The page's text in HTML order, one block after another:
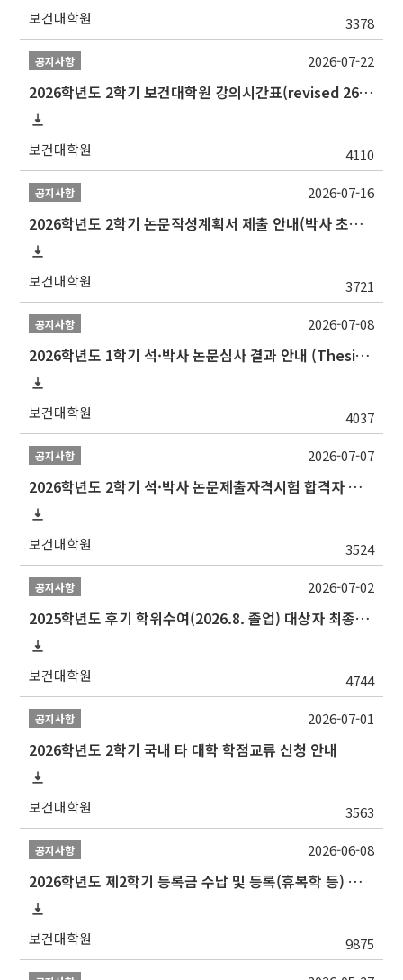
보건대학원 3378
공지사항
2026학년도 2학기 보건대학원 강의시간표(revised 260803)(2026 2nd SEMESTER SNU GSPH TIMETABLE)
보건대학원 4110
2026-07-22
공지사항
2026학년도 2학기 논문작성계획서 제출 안내(박사 초심 일정 포함)_Thesis Proposal
보건대학원 3721
2026-07-16
공지사항
2026학년도 1학기 석·박사 논문심사 결과 안내 (Thesis Defense Result)
보건대학원 4037
2026-07-08
공지사항
2026학년도 2학기 석·박사 논문제출자격시험 합격자 공고(TSQ Exam Result)
보건대학원 3524
2026-07-07
공지사항
2025학년도 후기 학위수여(2026.8. 졸업) 대상자 최종인준 논문 제출 안내
보건대학원 4744
2026-07-02
공지사항
2026학년도 2학기 국내 타 대학 학점교류 신청 안내
보건대학원 3563
2026-07-01
공지사항
2026학년도 제2학기 등록금 수납 및 등록(휴복학 등) 일정 안내
보건대학원 9875
2026-06-08